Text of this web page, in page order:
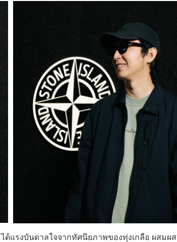
ได้แรงบันดาลใจจากทัศนียภาพของทุ่งเกลือ ผสมผ